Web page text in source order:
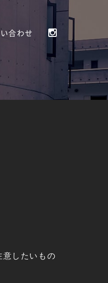
合わせ
意したいもの